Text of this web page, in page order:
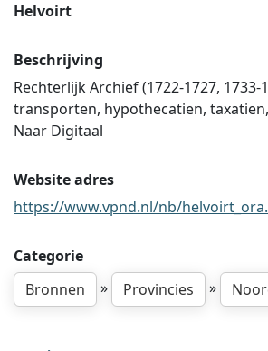
Helvoirt
Beschrijving
Rechterlijk Archief (1722-1727, 1733-
transporten, hypothecatien,
Naar Digitaal
Website adres
https://www.vpnd.nl/nb/
Categorie
Bronnen
» Provincies »